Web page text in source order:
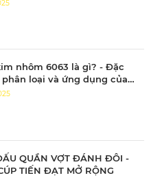
nhôm 6063 là gì? - Đặc
loại và ứng dụng của
QUẦN VỢT ĐÁNH ĐÔI -
TIẾN ĐẠT MỞ RỘNG